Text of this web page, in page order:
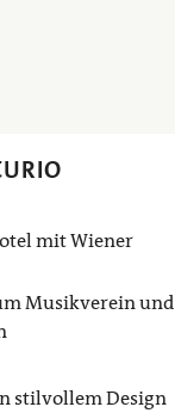
mit Wiener
Musikverein und
stilvollem Design